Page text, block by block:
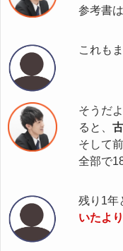
参考書
これも
そうだ
ると、
そして
全部で
残り1年
いたよ